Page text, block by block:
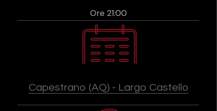
Ore 21:00
Capestrano (AQ) - Largo Castello